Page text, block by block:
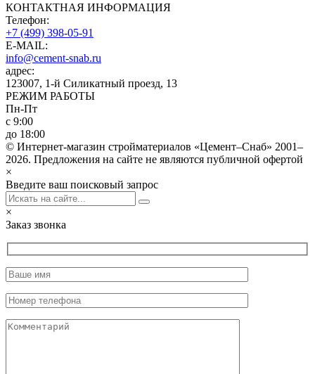
КОНТАКТНАЯ ИНФОРМАЦИЯ
Телефон:
+7 (499) 398-05-91
E-MAIL:
info@cement-snab.ru
адрес:
123007, 1-й Силикатный проезд, 13
РЕЖИМ РАБОТЫ
Пн-Пт
с 9:00
до 18:00
© Интернет-магазин стройматериалов «Цемент–Снаб» 2001–
2026. Предложения на сайте не являются публичной офертой
×
Введите ваш поисковый запрос
×
Заказ звонка